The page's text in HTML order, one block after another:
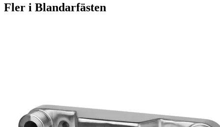
Fler i Blandarfästen